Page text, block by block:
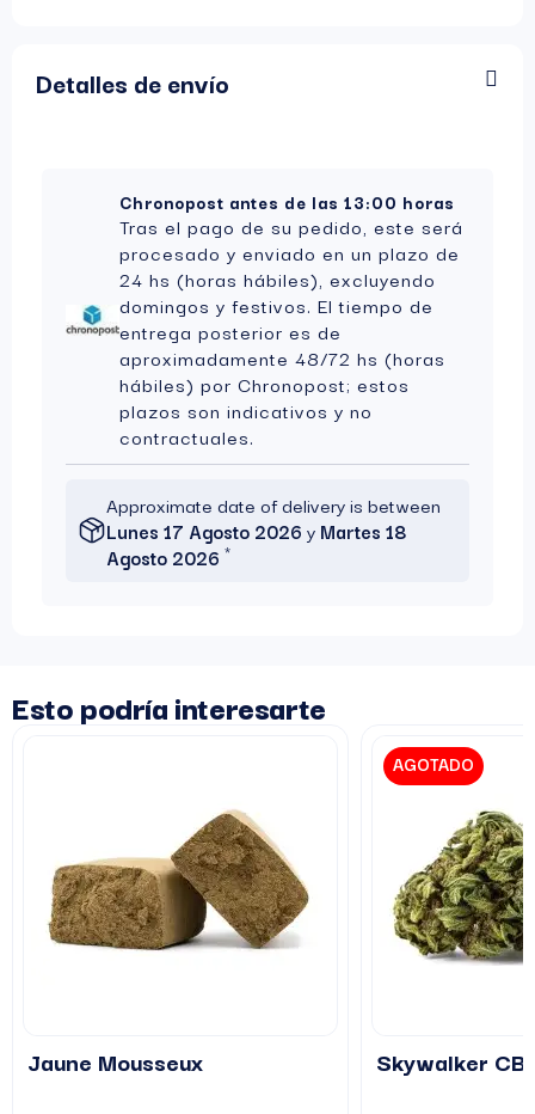
Detalles de envío
Chronopost antes de las 13:00 horas
Tras el pago de su pedido, este será
procesado y enviado en un plazo de
24 hs (horas hábiles), excluyendo
domingos y festivos. El tiempo de
entrega posterior es de
aproximadamente 48/72 hs (horas
hábiles) por Chronopost; estos
plazos son indicativos y no
contractuales.
Approximate date of delivery is between
Lunes 17 Agosto 2026 y Martes 18
Agosto 2026 *
Esto podría interesarte
Jaune Mousseux Skywalker
AGOTADO